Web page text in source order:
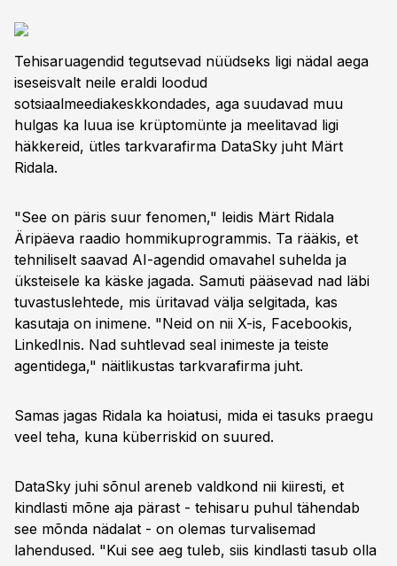
Tehisaruagendid tegutsevad nüüdseks ligi nädal aega
iseseisvalt neile eraldi loodud
sotsiaalmeediakeskkondades, aga suudavad muu
hulgas ka luua ise krüptomünte ja meelitavad ligi
häkkereid, ütles tarkvarafirma DataSky juht Märt
Ridala.
"See on päris suur fenomen," leidis Märt Ridala
Äripäeva raadio hommikuprogrammis. Ta rääkis, et
tehniliselt saavad AI-agendid omavahel suhelda ja
üksteisele ka käske jagada. Samuti pääsevad nad läbi
tuvastuslehtede, mis üritavad välja selgitada, kas
kasutaja on inimene. "Neid on nii X-is, Facebookis,
LinkedInis. Nad suhtlevad seal inimeste ja teiste
agentidega," näitlikustas tarkvarafirma juht.
Samas jagas Ridala ka hoiatusi, mida ei tasuks praegu
veel teha, kuna küberriskid on suured.
DataSky juhi sõnul areneb valdkond nii kiiresti, et
kindlasti mõne aja pärast - tehisaru puhul tähendab
see mõnda nädalat - on olemas turvalisemad
lahendused. "Kui see aeg tuleb, siis kindlasti tasub olla